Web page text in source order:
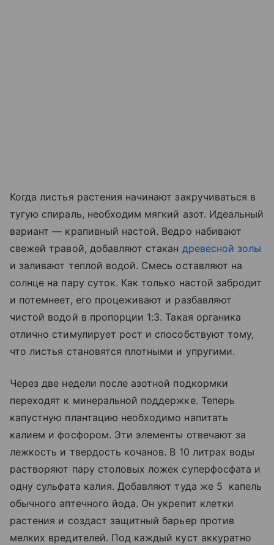
Когда листья растения начинают закручиваться в
тугую спираль, необходим мягкий азот. Идеальный
вариант — крапивный настой. Ведро набивают
свежей травой, добавляют стакан древесной золы
и заливают теплой водой. Смесь оставляют на
солнце на пару суток. Как только настой забродит
и потемнеет, его процеживают и разбавляют
чистой водой в пропорции 1:3. Такая органика
отлично стимулирует рост и способствуют тому,
что листья становятся плотными и упругими.
Через две недели после азотной подкормки
переходят к минеральной поддержке. Теперь
капустную плантацию необходимо напитать
калием и фосфором. Эти элементы отвечают за
лежкость и твердость кочанов. В 10 литрах воды
растворяют пару столовых ложек суперфосфата и
одну сульфата калия. Добавляют туда же 5 капель
обычного аптечного йода. Он укрепит клетки
растения и создаст защитный барьер против
мелких вредителей. Под каждый куст аккуратно